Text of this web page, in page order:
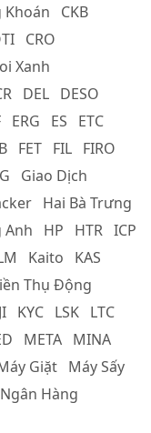
Khoán
CKB
CRO
Xanh
DEL DESO
ERG ES
ETC
FET FIL FIRO
G
Giao Dịch
Hai Bà Trưng
Anh HP HTR ICP
Kaito
KAS
Thụ Động
KYC LSK LTC
META MINA
Giặt Máy Sấy
Ngân Hàng